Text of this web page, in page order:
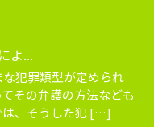
よ...
犯罪類型が定められ
その弁護の方法なども
は、そうした犯 […]